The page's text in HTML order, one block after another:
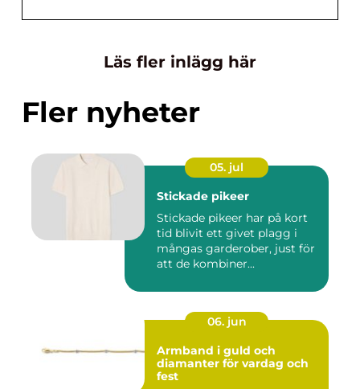
Läs fler inlägg här
Fler nyheter
05. jul
Stickade pikeer
Stickade pikeer har på kort
tid blivit ett givet plagg i
mångas garderober, just för
att de kombiner...
06. jun
Armband i guld och
diamanter för vardag och
fest